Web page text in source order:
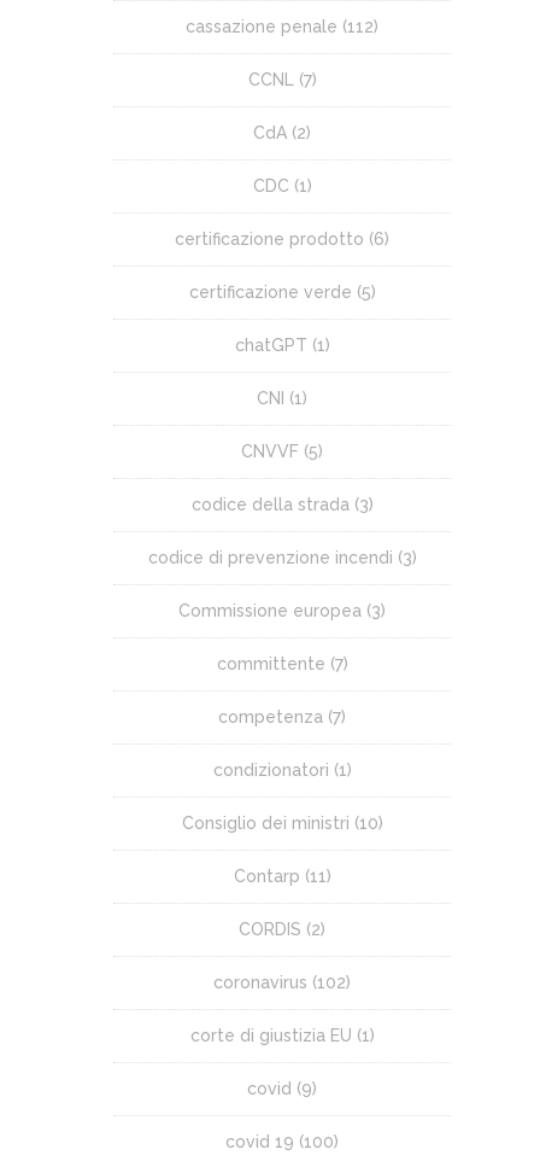
cassazione penale (112)
CCNL(7)
CdA (2)
CDC (1)
certificazione prodotto (6)
certificazione verde (5)
chatGPT (1)
CNI (1)
CNVVF (5)
codice della strada(3)
codice di prevenzione incendi (3)
Commissione europea (3)
committente (7)
competenza (7)
condizionatori (1)
Consiglio dei ministri (10)
Contarp (11)
CORDIS (2)
coronavirus (102)
corte di giustizia EU (1)
covid (9)
covid 19 (100)